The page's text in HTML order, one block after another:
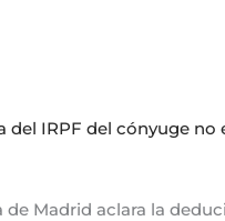
del IRPF del cónyuge
Madrid aclara la